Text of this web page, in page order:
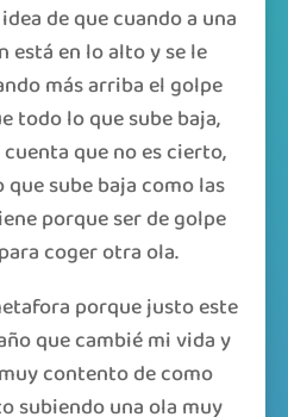
de que cuando a una
está en lo alto y se le
más arriba el golpe
todo lo que sube baja,
que no es cierto,
sube baja como las
porque ser de golpe
coger otra ola.
porque justo este
que cambié mi vida y
contento de como
subiendo una ola muy